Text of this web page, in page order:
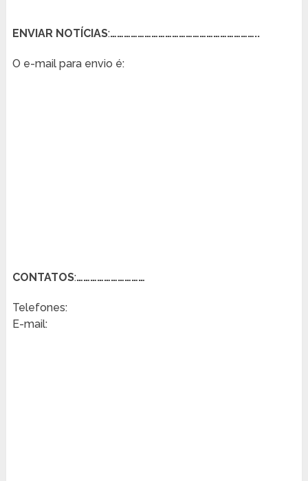
ENVIAR NOTÍCIAS:………………………………………………………..
O e-mail para envio é:
CONTATOS:…………………………
Telefones:
E-mail: